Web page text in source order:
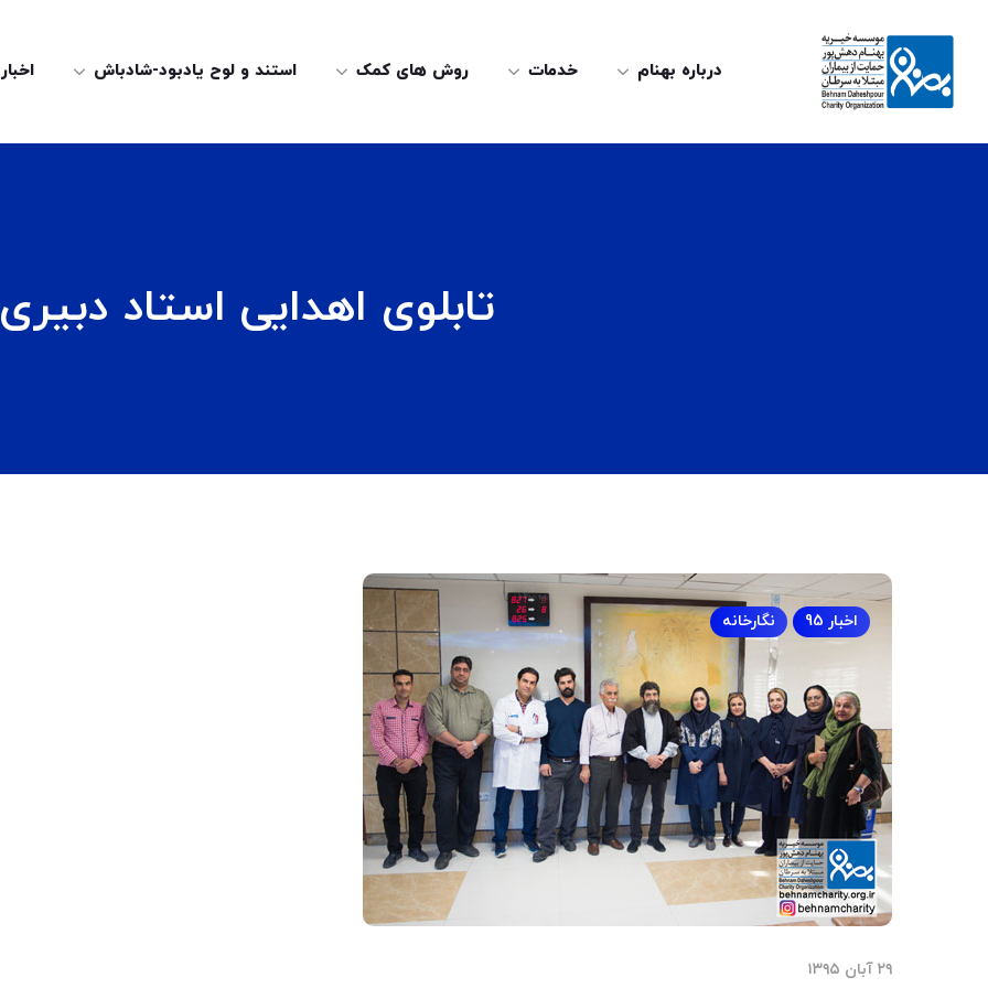
درباره بهنام خدمات روش های کمک استند و لوح یادبود-شادباش اخبار
تابلوی اهدایی استاد دبیری
اخبار 95 نگارخانه
۲۹ آبان ۱۳۹۵